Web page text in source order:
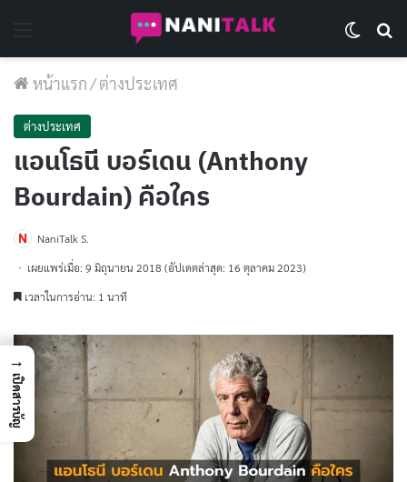
หน้าแรก/ต่างประเทศ
ต่างประเทศ
แอนโธนี บอร์เดน (Anthony
Bourdain) คือใคร
NaniTalk S.
เผยแพร่เมื่อ: 9 มิถุนายน 2018 (อัปเดตล่าสุด: 16 ตุลาคม 2023)
เวลาในการอ่าน: 1 นาที
→
เปิดสารบัญ